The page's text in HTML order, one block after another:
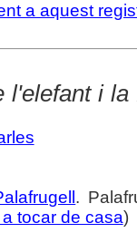
a aquest
l'elefant i
.
tocar de casa)